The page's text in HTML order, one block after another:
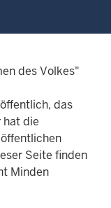
des Volkes"
das
hat die
Seite finden
Minden